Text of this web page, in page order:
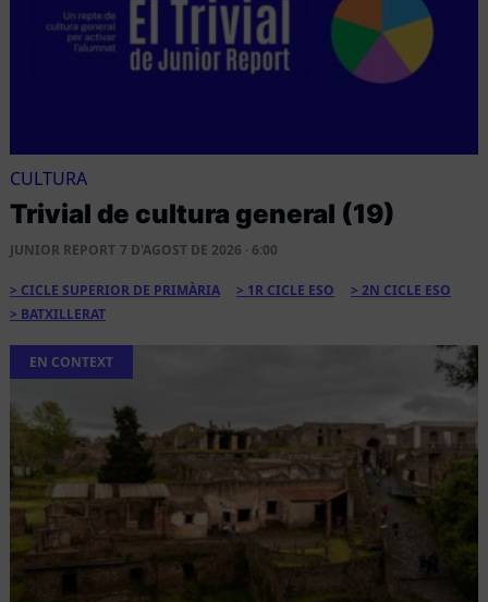
CULTURA
Trivial de cultura general (19)
JUNIOR REPORT 7 D'AGOST DE 2026 · 6:00
CICLE SUPERIOR DE PRIMÀRIA 1R CICLE ESO
2N CICLE ESO
BATXILLERAT
EN CONTEXT